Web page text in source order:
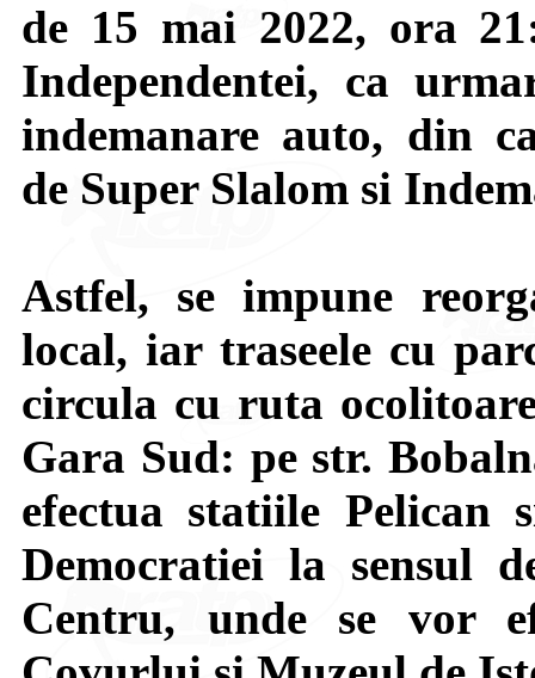
de 15 mai 2022, ora
Independentei, ca
indemanare auto, din
de Super Slalom si
Astfel, se impune
local, iar traseele cu
circula cu ruta
Gara Sud: pe str.
efectua statiile
Democratiei la sensul
Centru, unde se vor